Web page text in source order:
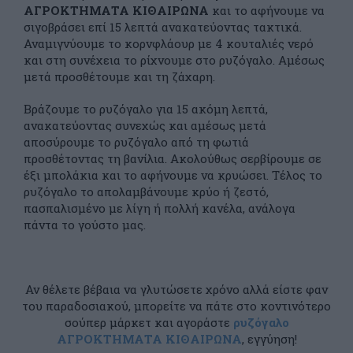
ΑΓΡΟΚΤΗΜΑΤΑ ΚΙΘΑΙΡΩΝΑ και το αφήνουμε να
σιγοβράσει επί 15 λεπτά ανακατεύοντας τακτικά.
Αναμιγνύουμε το κορνφλάουρ με 4 κουταλιές νερό
και στη συνέχεια το ρίχνουμε στο ρυζόγαλο. Αμέσως
μετά προσθέτουμε και τη ζάχαρη.
Βράζουμε το ρυζόγαλο για 15 ακόμη λεπτά,
ανακατεύοντας συνεχώς και αμέσως μετά
αποσύρουμε το ρυζόγαλο από τη φωτιά
προσθέτοντας τη βανίλια. Ακολούθως σερβίρουμε σε
έξι μπολάκια και το αφήνουμε να κρυώσει. Τέλος το
ρυζόγαλο το απολαμβάνουμε κρύο ή ζεστό,
πασπαλισμένο με λίγη ή πολλή κανέλα, ανάλογα
πάντα το γούστο μας.
Αν θέλετε βέβαια να γλυτώσετε χρόνο αλλά είστε φαν
του παραδοσιακού, μπορείτε να πάτε στο κοντινότερο
σούπερ μάρκετ και αγοράστε ρυζόγαλο
ΑΓΡΟΚΤΗΜΑΤΑ ΚΙΘΑΙΡΩΝΑ, εγγύηση!